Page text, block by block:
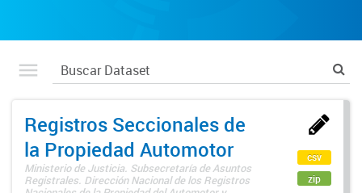
Registros Seccionales de
la Propiedad Automotor
Ministerio de Justicia. Subsecretaría de Asuntos
Registrales. Dirección Nacional de los Registros
csv
zip